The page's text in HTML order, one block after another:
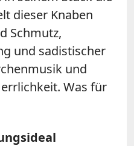
dieser Knaben
Schmutz,
und sadistischer
und
Was für